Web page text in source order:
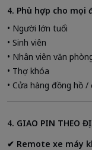
4. Phù hợp cho mọi
• Người lớn tuổi
• Sinh viên
• Nhân viên văn
• Thợ khóa
• Cửa hàng đồng hồ
4. GIAO PIN THEO
✔ Remote xe máy